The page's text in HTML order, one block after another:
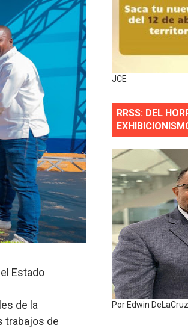
Lincoln y fallecer horas después
en Santo Domingo Norte
en la Fernández Domínguez por
Este
Este
recuperar su hogar tras incendio
ejecutiva de Fiduciaria Reservas.
del proyecto Everest Tower en Piantini
nacimiento en municipios pequeños
excelencia en el sector gastronómico
del mundo
Estado
de la
trabajos de
JCE
RRSS: DEL
Por Edwin DeLaCruz